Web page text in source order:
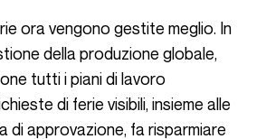
della produzione globale,
tutti i piani di lavoro
di ferie visibili, insieme alle
di approvazione, fa risparmiare